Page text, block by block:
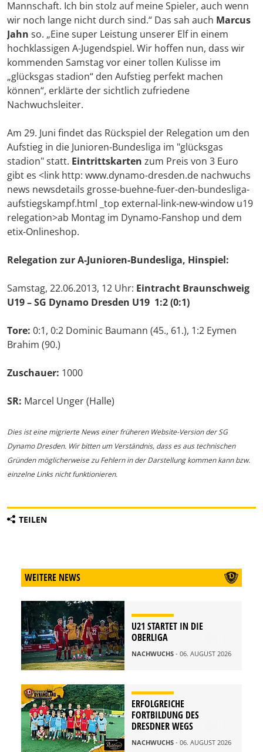
Mannschaft. Ich bin stolz auf meine Spieler, auch wenn
wir noch lange nicht durch sind.“ Das sah auch Marcus
Jahn so. „Eine super Leistung unserer Elf in einem
hochklassigen A-Jugendspiel. Wir hoffen nun, dass wir
kommenden Samstag vor einer tollen Kulisse im
„glücksgas stadion“ den Aufstieg perfekt machen
können“, erklärte der sichtlich zufriedene
Nachwuchsleiter.
Am 29. Juni findet das Rückspiel der Relegation um den
Aufstieg in die Junioren-Bundesliga im "glücksgas
stadion" statt. Eintrittskarten zum Preis von 3 Euro
gibt es <link http: www.dynamo-dresden.de nachwuchs
news newsdetails grosse-buehne-fuer-den-bundesliga-
aufstiegskampf.html _top external-link-new-window u19
relegation>ab Montag im Dynamo-Fanshop und dem
etix-Onlineshop.
Relegation zur A-Junioren-Bundesliga, Hinspiel:
Samstag, 22.06.2013, 12 Uhr: Eintracht Braunschweig
U19 – SG Dynamo Dresden U19 1:2 (0:1)
Tore: 0:1, 0:2 Dominic Baumann (45., 61.), 1:2 Eymen
Brahim (90.)
Zuschauer: 1000
SR: Marcel Unger (Halle)
Dies ist eine migrierte News einer früheren Website-Version der SG
Dynamo Dresden. Wir bitten um Verständnis, dass es aus technischen
Gründen möglicherweise zu Fehlern in der Darstellung kommen kann bzw.
einzelne Links nicht funktionieren.
TEILEN
WEITERE NEWS
U21 STARTET IN DIE
OBERLIGA
NACHWUCHS - 06. AUGUST 2026
ERFOLGREICHE
FORTBILDUNG DES
DRESDNER WEGS
NACHWUCHS - 06. AUGUST 2026